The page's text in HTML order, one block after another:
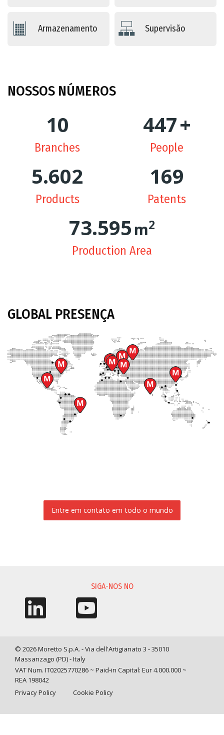
Armazenamento Supervisão
NOSSOS NÚMEROS
10
Branches
449+
People
5.630
Products
170
Patents
74.362m2
Production Area
GLOBAL PRESENÇA
Entre em contato em todo o mundo
SIGA-NOS NO
© 2026 Moretto S.p.A. - Via dell'Artigianato 3 - 35010
Massanzago (PD) - Italy
VAT Num. IT02025770286 ~ Paid-in Capital: Eur 4.000.000 ~
REA 198042
Privacy Policy
Cookie Policy